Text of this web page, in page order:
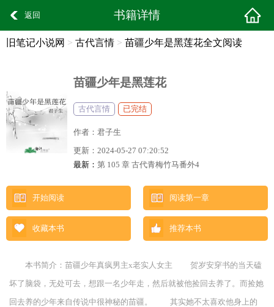
返回 书籍详情
旧笔记小说网 > 古代言情 > 苗疆少年是黑莲花全文阅读
苗疆少年是黑莲花
古代言情 已完结
作者： 君子生
更新： 2024-05-27 07:20:52
最新： 第 105 章 古代青梅竹马番外4
开始阅读 阅读第一章
收藏本书 推荐本书
本书简介：苗疆少年真疯男主x老实人女主 贺岁安穿书的当天磕
坏了脑袋，无处可去，想跟一名少年走，然后就被他捡回去养了。而捡她
回去养的少年来自传说中很神秘的苗疆。 其实她不太喜欢他身上的